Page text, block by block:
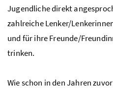
Jugendliche direkt
zahlreiche Lenker/
und für ihre Freunde/
trinken.
Wie schon in den Jahren